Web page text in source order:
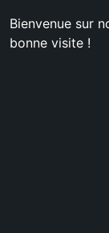
Bienvenue sur
bonne visite !